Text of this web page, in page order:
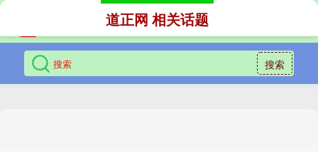
搜索
道正网 相关话题